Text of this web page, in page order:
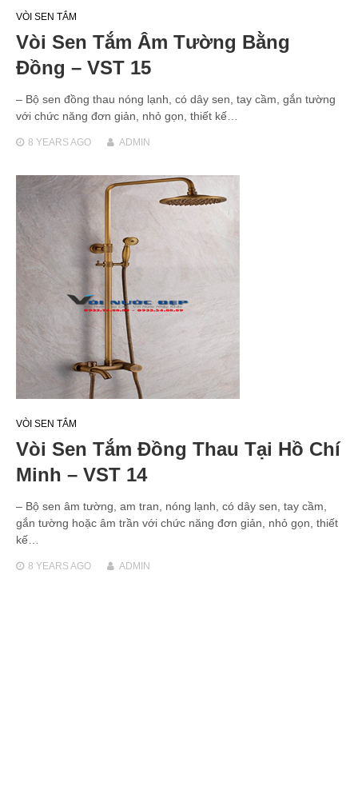
VÒI SEN TẮM
Vòi Sen Tắm Âm Tường Bằng
Đồng – VST 15
– Bộ sen đồng thau nóng lạnh, có dây sen, tay cầm, gắn tường
với chức năng đơn giản, nhỏ gọn, thiết kế…
8 YEARSAGO ADMIN
VÒI SEN TẮM
Vòi Sen Tắm Đồng Thau Tại Hồ Chí
Minh – VST 14
– Bộ sen âm tường, am tran, nóng lạnh, có dây sen, tay cầm,
gắn tường hoặc âm trần với chức năng đơn giản, nhỏ gọn, thiết
kế…
8 YEARSAGO ADMIN